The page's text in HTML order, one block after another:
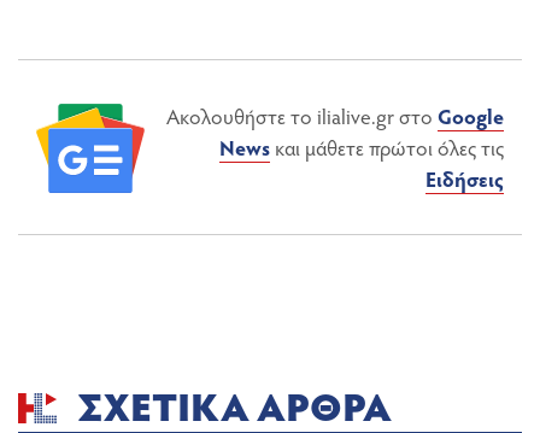
Ακολουθήστε το ilialive.gr στο Google
News και μάθετε πρώτοι όλες τις
Ειδήσεις
ΣΧΕΤΙΚΆ ΆΡΘΡΑ